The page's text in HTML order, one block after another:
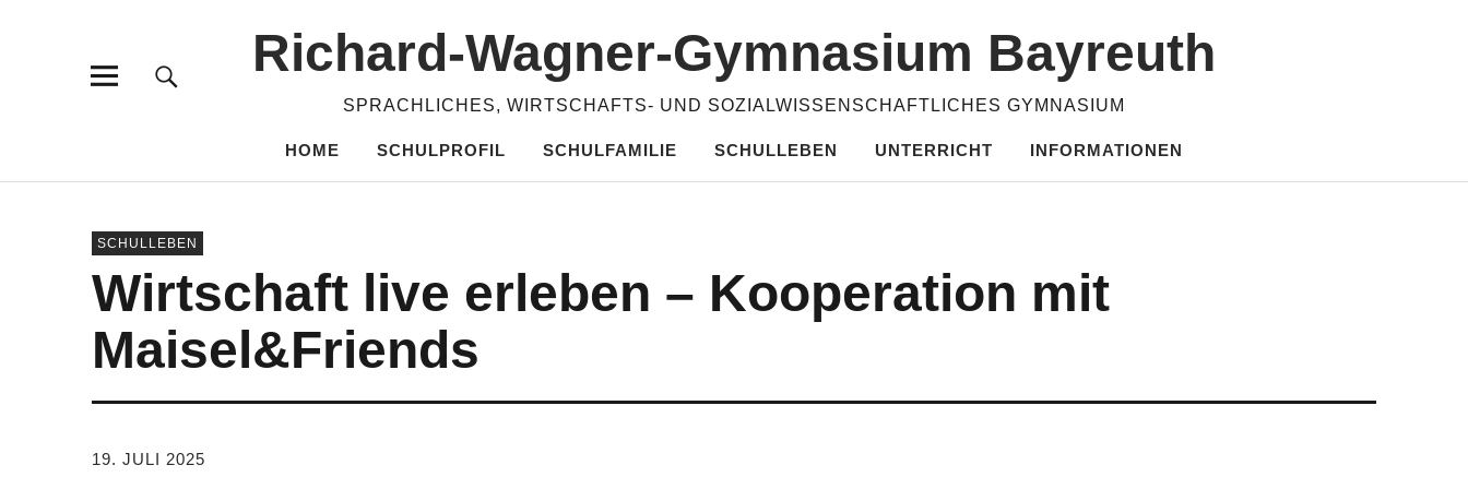
Richard-​​Wagner-​​Gymnasium Bayreuth
SPRACHLICHES, WIRTSCHAFTS- UND SOZIALWISSENSCHAFTLICHES GYMNASIUM
HOME SCHULPROFIL SCHULFAMILIE SCHULLEBEN UNTERRICHT INFORMATIONEN
SCHULLEBEN
Wirtschaft live erleben – Kooperation mit
Maisel&Friends
19. JULI 2025